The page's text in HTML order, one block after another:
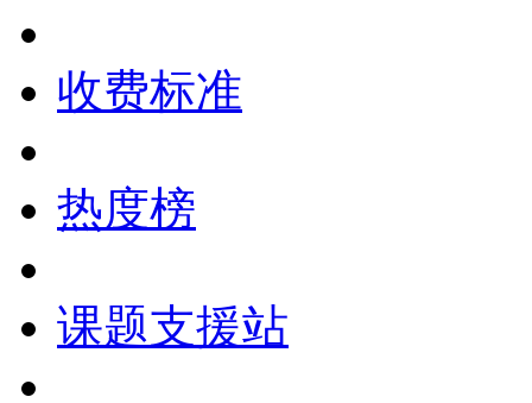
收费标准
热度榜
课题支援站